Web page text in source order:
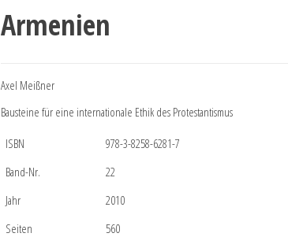
Armenien
Axel Meißner
Bausteine für eine internationale Ethik des Protestantismus
ISBN
978-3-8258-6281-7
Band-Nr.
22
Jahr
2010
Seiten
560